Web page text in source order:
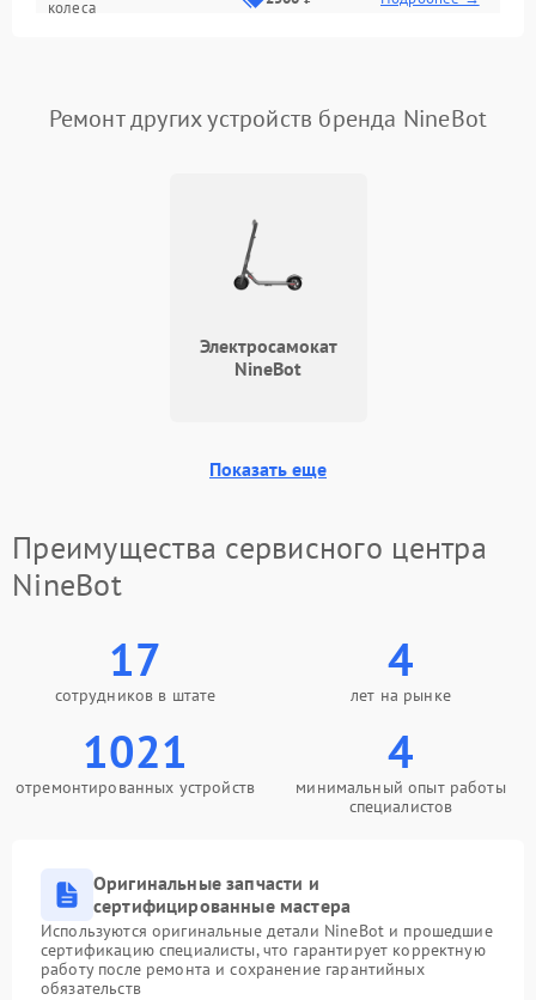
колеса
Ремонт других устройств бренда NineBot
Электросамокат
NineBot
Показать еще
Преимущества сервисного центра
NineBot
17
сотрудников в штате
4
лет на рынке
1021
отремонтированных устройств
4
минимальный опыт работы
специалистов
Оригинальные запчасти и
сертифицированные мастера
Используются оригинальные детали NineBot и прошедшие
сертификацию специалисты, что гарантирует корректную
работу после ремонта и сохранение гарантийных
обязательств